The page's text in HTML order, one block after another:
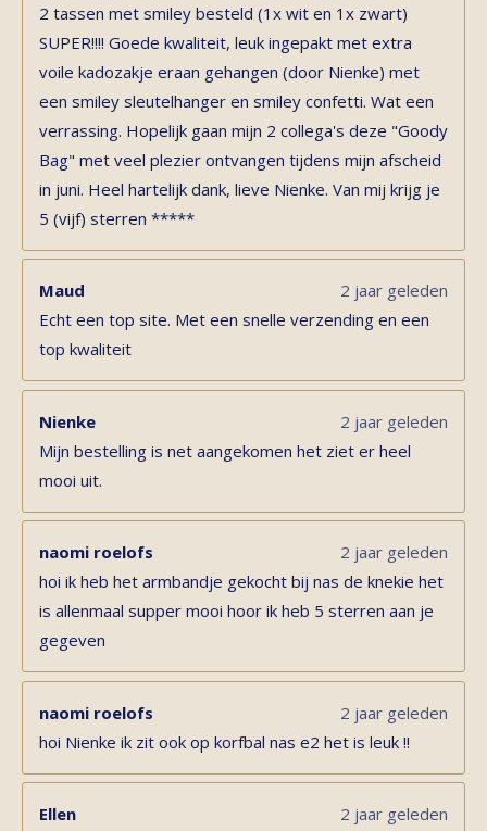
2 tassen met smiley besteld (1x wit en 1x zwart)
SUPER!!!! Goede kwaliteit, leuk ingepakt met extra
voile kadozakje eraan gehangen (door Nienke) met
een smiley sleutelhanger en smiley confetti. Wat een
verrassing. Hopelijk gaan mijn 2 collega's deze "Goody
Bag" met veel plezier ontvangen tijdens mijn afscheid
in juni. Heel hartelijk dank, lieve Nienke. Van mij krijg je
5 (vijf) sterren *****
Maud
2 jaar geleden
Echt een top site. Met een snelle verzending en een
top kwaliteit
Nienke
2 jaar geleden
Mijn bestelling is net aangekomen het ziet er heel
mooi uit.
naomi roelofs
2 jaar geleden
hoi ik heb het armbandje gekocht bij nas de knekie het
is allenmaal supper mooi hoor ik heb 5 sterren aan je
gegeven
naomi roelofs
2 jaar geleden
hoi Nienke ik zit ook op korfbal nas e2 het is leuk !!
Ellen 2 jaar geleden